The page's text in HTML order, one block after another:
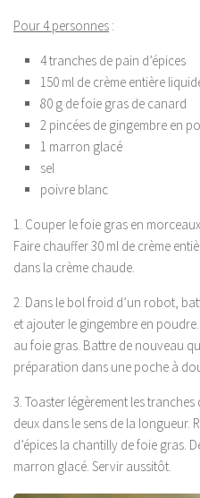
Pour 4 personnes :
4 tranches de pain d’épices
150 ml de crème entière
80 g de foie gras de canard
2 pincées de gingembre en
1 marron glacé
sel
poivre blanc
1. Couper le foie gras en
Faire chauffer 30 ml de crème
dans la crème chaude.
2. Dans le bol froid d’un robot,
et ajouter le gingembre en
au foie gras. Battre de nouveau
préparation dans une poche à
3. Toaster légèrement les tranches
deux dans le sens de la longueur.
d’épices la chantilly de foie gras.
marron glacé. Servir aussitôt.